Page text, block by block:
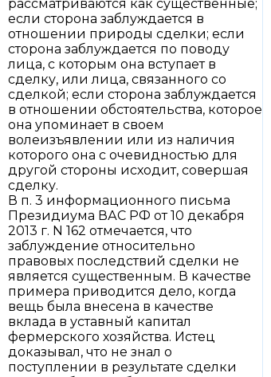
рассматриваются как существенные;
если сторона заблуждается в
отношении природы сделки; если
сторона заблуждается по поводу
лица, с которым она вступает в
сделку, или лица, связанного со
сделкой; если сторона заблуждается
в отношении обстоятельства, которое
она упоминает в своем
волеизъявлении или из наличия
которого она с очевидностью для
другой стороны исходит, совершая
сделку.
В п. 3 информационного письма
Президиума ВАС РФ от 10 декабря
2013 г. N 162 отмечается, что
заблуждение относительно
правовых последствий сделки не
является существенным. В качестве
примера приводится дело, когда
вещь была внесена в качестве
вклада в уставный капитал
фермерского хозяйства. Истец
доказывал, что не знал о
поступлении в результате сделки